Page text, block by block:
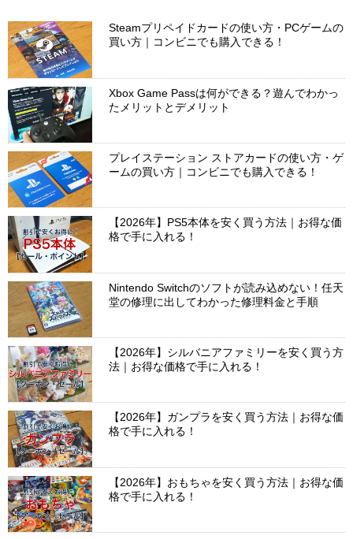
Steamプリペイドカードの使い方・PCゲームの
買い方｜コンビニでも購入できる！
Xbox Game Passは何ができる？遊んでわかっ
たメリットとデメリット
プレイステーション ストアカードの使い方・ゲ
ームの買い方｜コンビニでも購入できる！
【2026年】PS5本体を安く買う方法｜お得な価
格で手に入れる！
Nintendo Switchのソフトが読み込めない！任天
堂の修理に出してわかった修理料金と手順
【2026年】シルバニアファミリーを安く買う方
法｜お得な価格で手に入れる！
【2026年】ガンプラを安く買う方法｜お得な価
格で手に入れる！
【2026年】おもちゃを安く買う方法｜お得な価
格で手に入れる！